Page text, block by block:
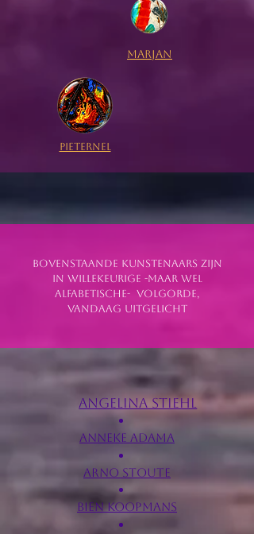
MarJAn
Pieternel
Bovenstaande kunstenaars zijn
in willekeurige -maar wel
alfabetische- volgorde,
VANDAAG uitgelicht
​Angelina Stiehl
Anneke Adama
Arno Stoute
Bien Koopmans